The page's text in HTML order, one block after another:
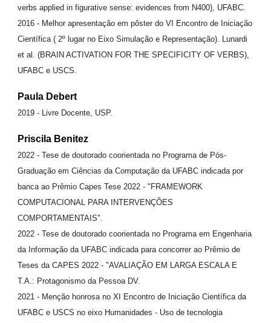
verbs applied in figurative sense: evidences from N400), UFABC.
2016 - Melhor apresentação em pôster do VI Encontro de Iniciação
Científica ( 2º lugar no Eixo Simulação e Representação). Lunardi
et al. (BRAIN ACTIVATION FOR THE SPECIFICITY OF VERBS),
UFABC e USCS.
Paula Debert
2019 - Livre Docente, USP.
Priscila Benitez
2022 - Tese de doutorado coorientada no Programa de Pós-
Graduação em Ciências da Computação da UFABC indicada por
banca ao Prêmio Capes Tese 2022 - "FRAMEWORK
COMPUTACIONAL PARA INTERVENÇÕES
COMPORTAMENTAIS".
2022 - Tese de doutorado coorientada no Programa em Engenharia
da Informação da UFABC indicada para concorrer ao Prêmio de
Teses da CAPES 2022 - "AVALIAÇÃO EM LARGA ESCALA E
T.A.: Protagonismo da Pessoa DV.
2021 - Menção honrosa no XI Encontro de Iniciação Científica da
UFABC e USCS no eixo Humanidades - Uso de tecnologia